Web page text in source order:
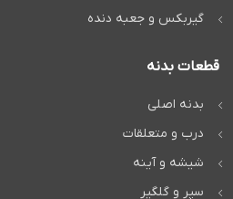
گیربکس و جعبه دنده
قطعات بدنه
بدنه اصلی
درب و متعلقات
شیشه و آینه
سپر و گلگیر